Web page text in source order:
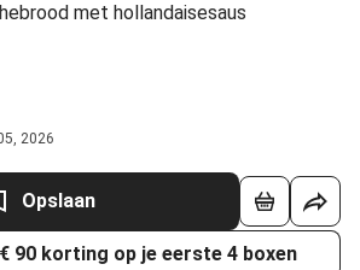
met hollandaisesaus
2026
Opslaan
90 korting op je eerste 4 boxen